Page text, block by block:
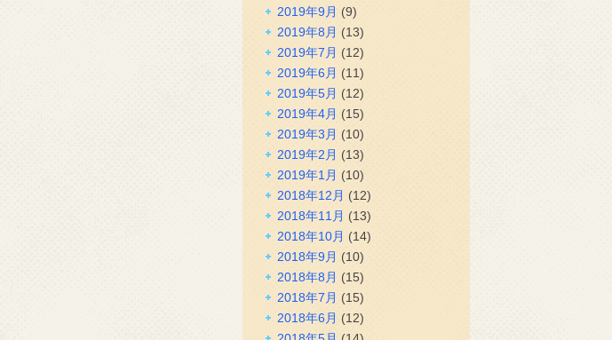
2019年9月 (9)
2019年8月 (13)
2019年7月 (12)
2019年6月 (11)
2019年5月 (12)
2019年4月 (15)
2019年3月 (10)
2019年2月 (13)
2019年1月 (10)
2018年12月 (12)
2018年11月 (13)
2018年10月 (14)
2018年9月 (10)
2018年8月 (15)
2018年7月 (15)
2018年6月 (12)